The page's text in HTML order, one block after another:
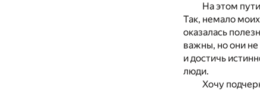
На этом
Так, немало
оказалась
важны, но они
и достичь
люди.
Хочу